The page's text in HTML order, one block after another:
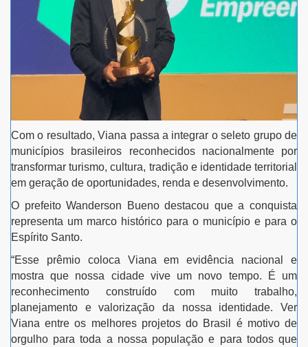
Com o resultado, Viana passa a integrar o seleto grupo de
municípios brasileiros reconhecidos nacionalmente por
transformar turismo, cultura, tradição e identidade territorial
em geração de oportunidades, renda e desenvolvimento.
O prefeito Wanderson Bueno destacou que a conquista
representa um marco histórico para o município e para o
Espírito Santo.
“Esse prêmio coloca Viana em evidência nacional e
mostra que nossa cidade vive um novo tempo. É um
reconhecimento construído com muito trabalho,
planejamento e valorização da nossa identidade. Ver
Viana entre os melhores projetos do Brasil é motivo de
orgulho para toda a nossa população e para todos que